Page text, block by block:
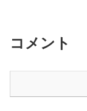
コメント